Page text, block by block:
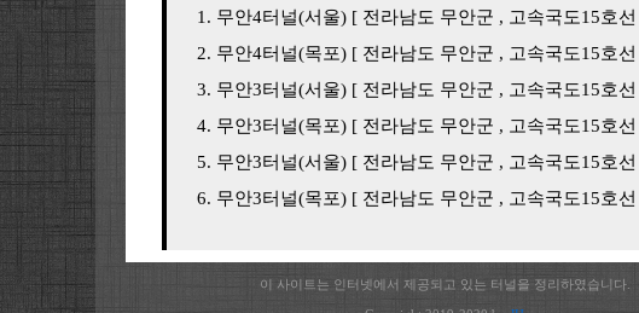
무안4터널(서울) [ 전라남도 무안군 , 고속국도15호
무안4터널(목포) [ 전라남도 무안군 , 고속국도15호
무안3터널(서울) [ 전라남도 무안군 , 고속국도15호
무안3터널(목포) [ 전라남도 무안군 , 고속국도15호
무안3터널(서울) [ 전라남도 무안군 , 고속국도15호
무안3터널(목포) [ 전라남도 무안군 , 고속국도15호
이 사이트는 인터넷에서 제공되고 있는 터널을 정리하였습니다.